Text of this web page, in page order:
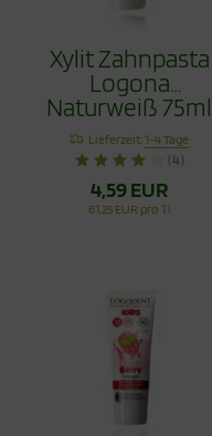
Xylit Zahnpasta
Logona
Naturweiß 75ml
Lieferzeit:1-4 Tage
(4)
4,59 EUR
61,25 EUR pro 1 l